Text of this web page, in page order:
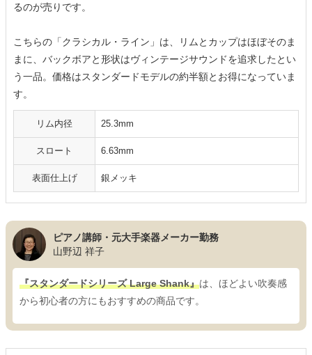
るのが売りです。
こちらの「クラシカル・ライン」は、リムとカップはほぼそのま
まに、バックボアと形状はヴィンテージサウンドを追求したとい
う一品。価格はスタンダードモデルの約半額とお得になっていま
す。
リム内径 25.3mm
スロート 6.63mm
表面仕上げ 銀メッキ
ピアノ講師・元大手楽器メーカー勤務
山野辺 祥子
『スタンダードシリーズ Large Shank』は、ほどよい吹奏感
から初心者の方にもおすすめの商品です。